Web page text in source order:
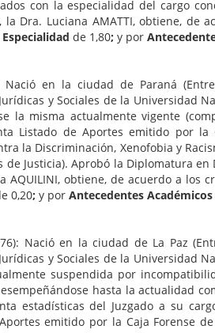
con la especialidad del cargo
Dra. Luciana AMATTI, obtiene, de
Especialidad de 1,80; y por
Nació en la ciudad de Paraná
y Sociales de la Universidad
la misma actualmente vigente
de Aportes emitido por la
la Discriminación, Xenofobia y
Justicia). Aprobó la Diplomatura
obtiene, de acuerdo a los
0,20; y por Antecedentes Académicos
Nació en la ciudad de La Paz
y Sociales de la Universidad
suspendida por
hasta la actualidad
estadísticas del Juzgado a su
emitido por la Caja Forense